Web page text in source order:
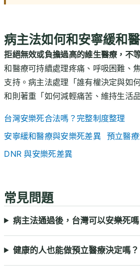
病主法如何和安寧緩和
拒絕無效或負擔過高的維生醫療，不
和醫療可持續處理疼痛、呼吸困難、
支持。病主法處理「誰有權決定與如
和則著重「如何減輕痛苦、維持生活
台灣安樂死合法嗎？完整制度整理
安寧緩和醫療與安樂死差異
預立醫
DNR 與安樂死差異
常見問題
病主法通過後，台灣可以安樂死嗎
健康的人也能做預立醫療決定嗎？